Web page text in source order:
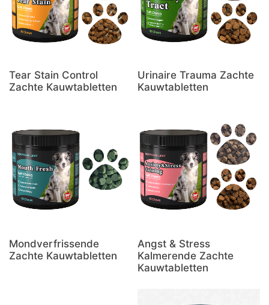
Tear Stain Control
Zachte Kauwtabletten
Urinaire Trauma Zachte
Kauwtabletten
Mondverfrissende
Zachte Kauwtabletten
Angst & Stress
Kalmerende Zachte
Kauwtabletten